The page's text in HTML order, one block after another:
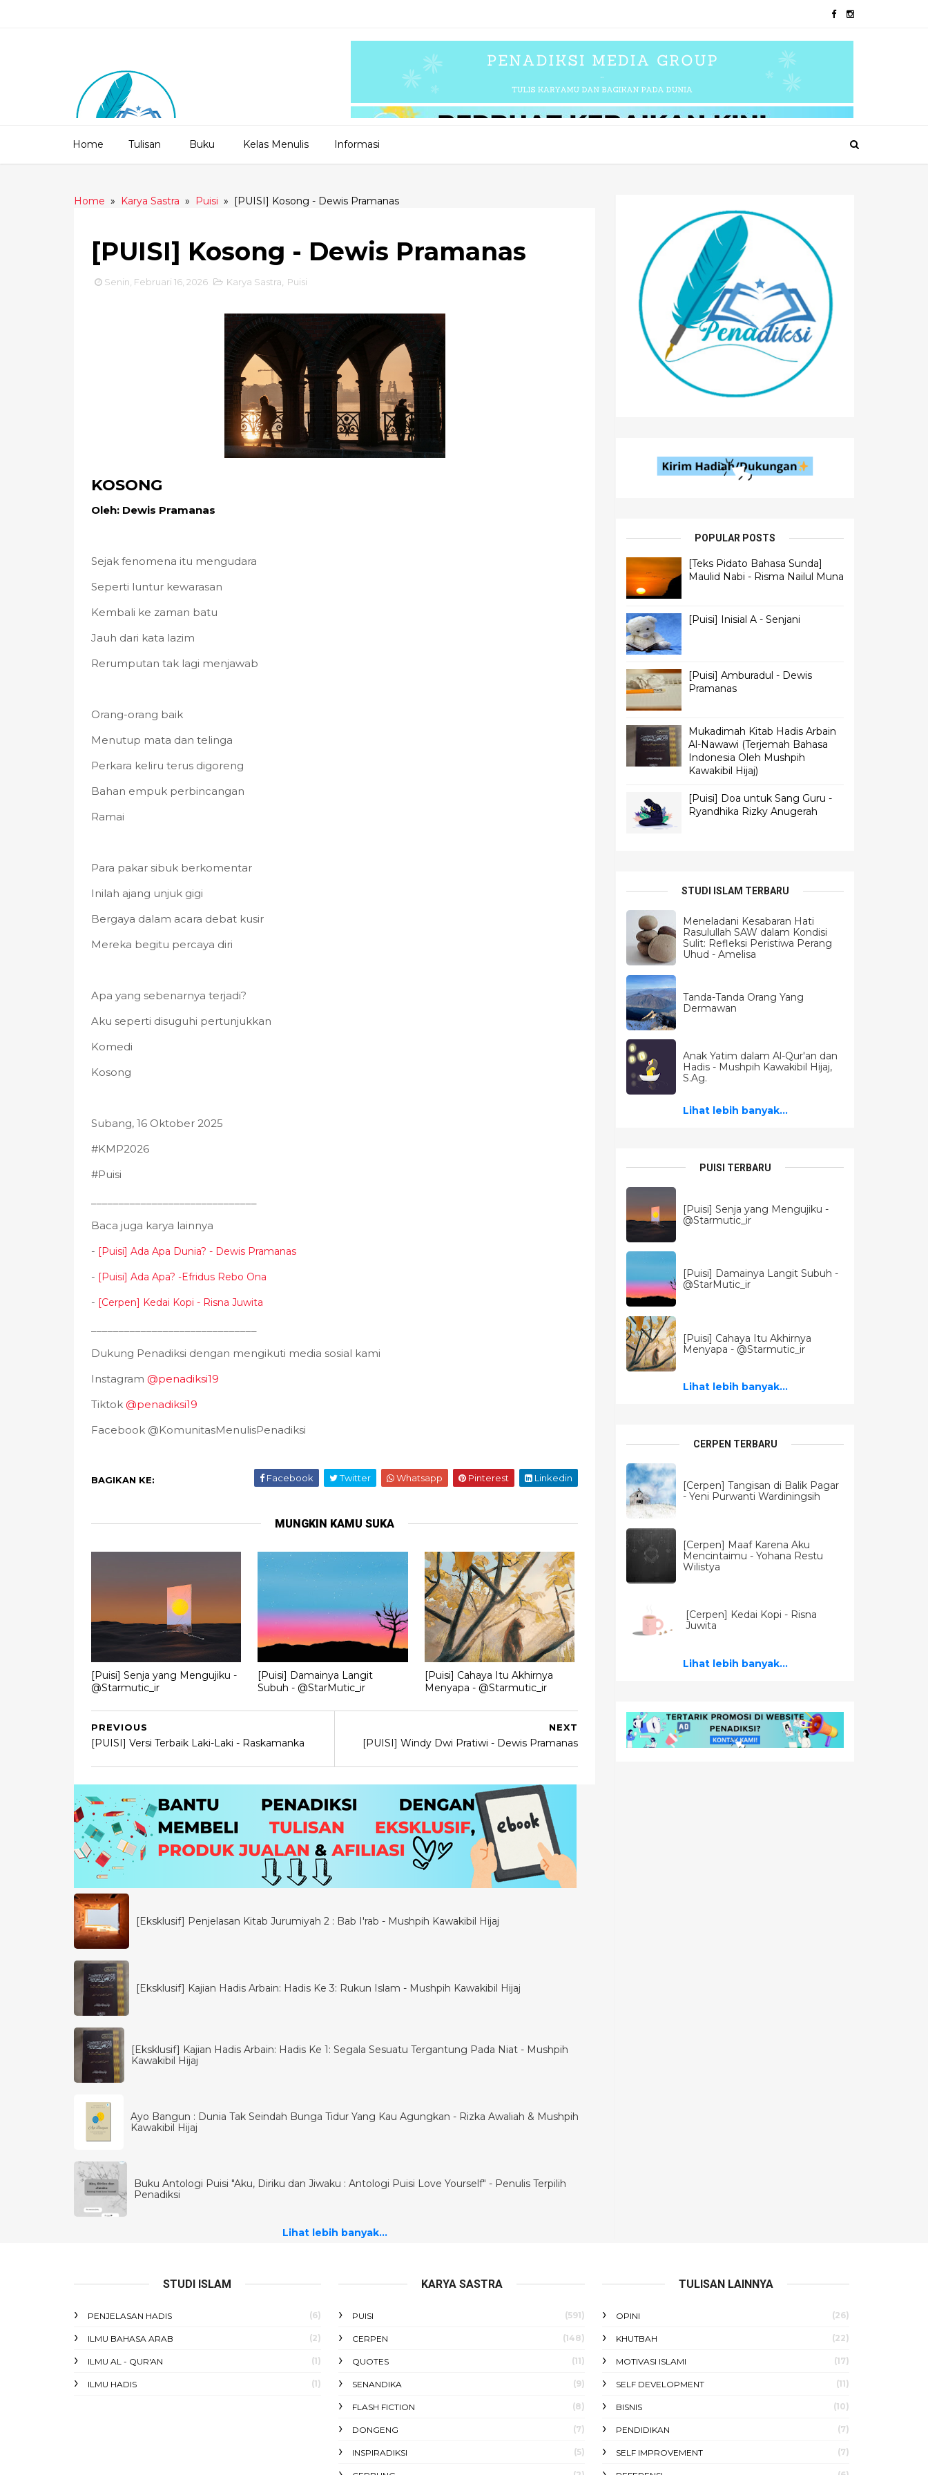
Home Tulisan Buku Kelas Menulis Informasi
Home » Karya Sastra » Puisi » [PUISI] Kosong - Dewis Pramanas
[PUISI] Kosong - Dewis Pramanas
Senin, Februari 16, 2026 Karya Sastra Puisi
KOSONG
Oleh: Dewis Pramanas
Sejak fenomena itu mengudara
Seperti luntur kewarasan
Kembali ke zaman batu
Jauh dari kata lazim
Rerumputan tak lagi menjawab
Orang-orang baik
Menutup mata dan telinga
Perkara keliru terus digoreng
Bahan empuk perbincangan
Ramai
Para pakar sibuk berkomentar
Inilah ajang unjuk gigi
Bergaya dalam acara debat kusir
Mereka begitu percaya diri
Apa yang sebenarnya terjadi?
Aku seperti disuguhi pertunjukkan
Komedi
Kosong
Subang, 16 Oktober 2025
#KMP2026
#Puisi
Baca juga karya lainnya
- [Puisi] Ada Apa Dunia? - Dewis Pramanas
- [Puisi] Ada Apa? -Efridus Rebo Ona
- [Cerpen] Kedai Kopi - Risna Juwita
Dukung Penadiksi dengan mengikuti media sosial kami
Instagram @penadiksi19
Tiktok @penadiksi19
Facebook @KomunitasMenulisPenadiksi
BAGIKAN KE: Facebook Twitter Whatsapp Pinterest Linkedin
MUNGKIN KAMU SUKA
[Puisi] Senja yang Mengujiku -
@Starmutic_ir
[Puisi] Damainya Langit
Subuh - @StarMutic_ir
[Puisi] Cahaya Itu Akhirnya
Menyapa - @Starmutic_ir
NEXT
[PUISI] Windy Dwi Pratiwi - Dewis Pramanas
PREVIOUS
[PUISI] Versi Terbaik Laki-Laki - Raskamanka
[Eksklusif] Penjelasan Kitab Jurumiyah 2 : Bab I'rab - Mushpih Kawakibil Hijaj
[Eksklusif] Kajian Hadis Arbain: Hadis Ke 3: Rukun Islam - Mushpih Kawakibil Hijaj
[Eksklusif] Kajian Hadis Arbain: Hadis Ke 1: Segala Sesuatu Tergantung Pada Niat - Mushpih
Kawakibil Hijaj
Ayo Bangun : Dunia Tak Seindah Bunga Tidur Yang Kau Agungkan - Rizka Awaliah & Mushpih
Kawakibil Hijaj
Buku Antologi Puisi "Aku, Diriku dan Jiwaku : Antologi Puisi Love Yourself" - Penulis Terpilih
Penadiksi
Lihat lebih banyak...
POPULAR POSTS
[Teks Pidato Bahasa Sunda]
Maulid Nabi - Risma Nailul Muna
[Puisi] Inisial A - Senjani
[Puisi] Amburadul - Dewis
Pramanas
Mukadimah Kitab Hadis Arbain
Al-Nawawi (Terjemah Bahasa
Indonesia Oleh Mushpih
Kawakibil Hijaj)
[Puisi] Doa untuk Sang Guru -
Ryandhika Rizky Anugerah
STUDI ISLAM TERBARU
Meneladani Kesabaran Hati
Rasulullah SAW dalam Kondisi
Sulit: Refleksi Peristiwa Perang
Uhud - Amelisa
Tanda-Tanda Orang Yang
Dermawan
Anak Yatim dalam Al-Qur'an dan
Hadis - Mushpih Kawakibil Hijaj,
S.Ag.
Lihat lebih banyak...
PUISI TERBARU
[Puisi] Senja yang Mengujiku -
@Starmutic_ir
[Puisi] Damainya Langit Subuh -
@StarMutic_ir
[Puisi] Cahaya Itu Akhirnya
Menyapa - @Starmutic_ir
Lihat lebih banyak...
CERPEN TERBARU
[Cerpen] Tangisan di Balik Pagar
- Yeni Purwanti Wardiningsih
[Cerpen] Maaf Karena Aku
Mencintaimu - Yohana Restu
Wilistya
[Cerpen] Kedai Kopi - Risna
Juwita
Lihat lebih banyak...
STUDI ISLAM
PENJELASAN HADIS (6)
ILMU BAHASA ARAB (2)
ILMU AL - QUR'AN (1)
ILMU HADIS (1)
KARYA SASTRA
PUISI (591)
CERPEN (148)
QUOTES (11)
SENANDIKA (9)
FLASH FICTION (8)
DONGENG (7)
INSPIRADIKSI (5)
TULISAN LAINNYA
OPINI (26)
KHUTBAH (22)
MOTIVASI ISLAMI (17)
SELF DEVELOPMENT (11)
BISNIS (10)
PENDIDIKAN (7)
SELF IMPROVEMENT (7)